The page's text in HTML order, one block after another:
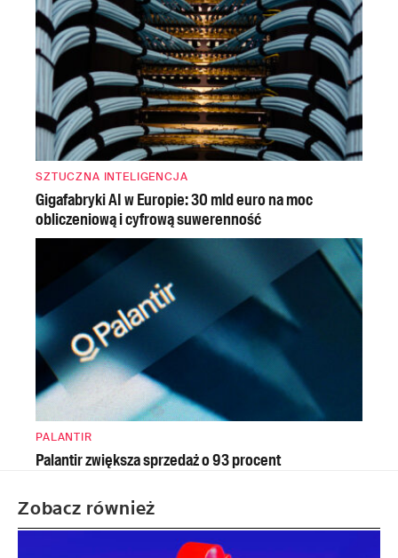
SZTUCZNA INTELIGENCJA
Gigafabryki AI w Europie: 30 mld euro na moc
obliczeniową i cyfrową suwerenność
PALANTIR
Palantir zwiększa sprzedaż o 93 procent
Zobacz również